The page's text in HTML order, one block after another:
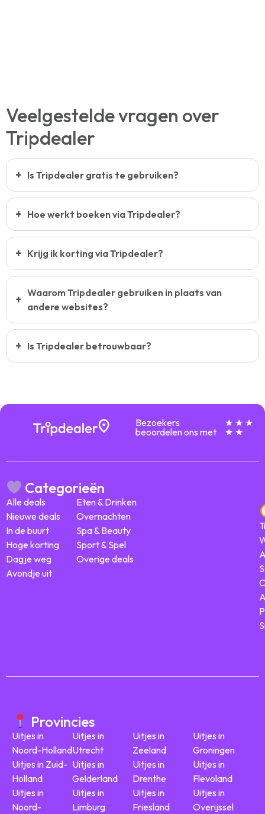
Veelgestelde vragen over
Tripdealer
Is Tripdealer gratis te gebruiken?
Hoe werkt boeken via Tripdealer?
Krijg ik korting via Tripdealer?
Waarom Tripdealer gebruiken in plaats van
andere websites?
Is Tripdealer betrouwbaar?
Bezoekers
beoordelen ons met
★ ★ ★
★ ★
Categorieën
Alle deals
Nieuwe deals
In de buurt
Hoge korting
Dagje weg
Avondje uit
Eten & Drinken
Overnachten
Spa & Beauty
Sport & Spel
Overige deals
Provincies
Uitjes in
Noord-Holland
Uitjes in Zuid-
Holland
Uitjes in
Noord-
Uitjes in
Utrecht
Uitjes in
Gelderland
Uitjes in
Limburg
Uitjes in
Zeeland
Uitjes in
Drenthe
Uitjes in
Friesland
Uitjes in
Groningen
Uitjes in
Flevoland
Uitjes in
Overijssel